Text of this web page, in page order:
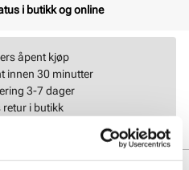
i butikk og online
åpent kjøp
innen 30 minutter
3-7 dager
retur i butikk